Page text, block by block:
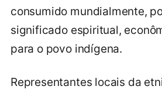
consumido mundialmente,
significado espiritual,
para o povo indígena.
Representantes locais da